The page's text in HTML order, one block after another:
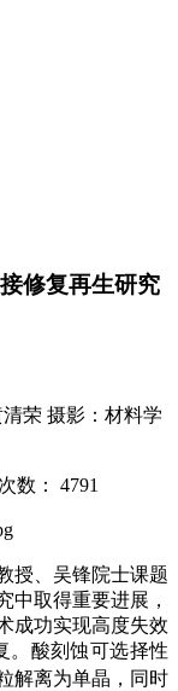
修复再生研究
荣 摄影：材料学
数： 4791
授、吴锋院士课题
中取得重要进展，
成功实现高度失效
。酸刻蚀可选择性
解离为单晶，同时